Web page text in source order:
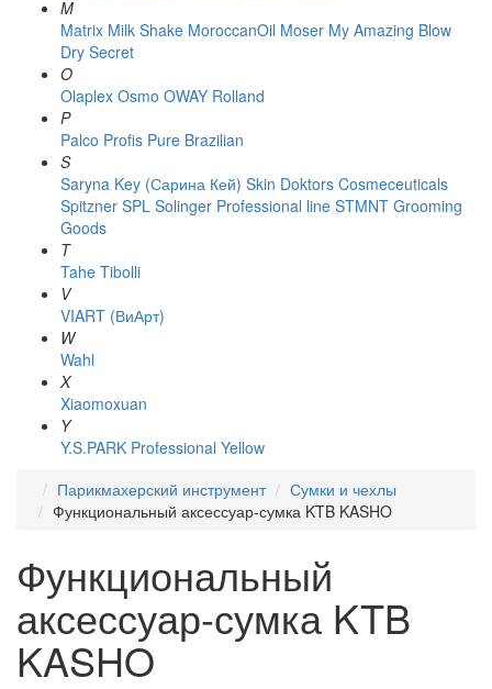
M
Matrix Milk Shake MoroccanOil Moser My Amazing Blow
Dry Secret
O
Olaplex Osmo OWAY Rolland
P
Palco Profis Pure Brazilian
S
Saryna Key (Сарина Кей) Skin Doktors Cosmeceuticals
Spitzner SPL Solinger Professional line STMNT Grooming
Goods
T
Tahe Tibolli
V
VIART (ВиАрт)
W
Wahl
X
Xiaomoxuan
Y
Y.S.PARK Professional Yellow
Парикмахерский инструмент
Сумки и чехлы
Функциональный аксессуар-сумка KTB KASHO
Функциональный
аксессуар-сумка KTB
KASHO